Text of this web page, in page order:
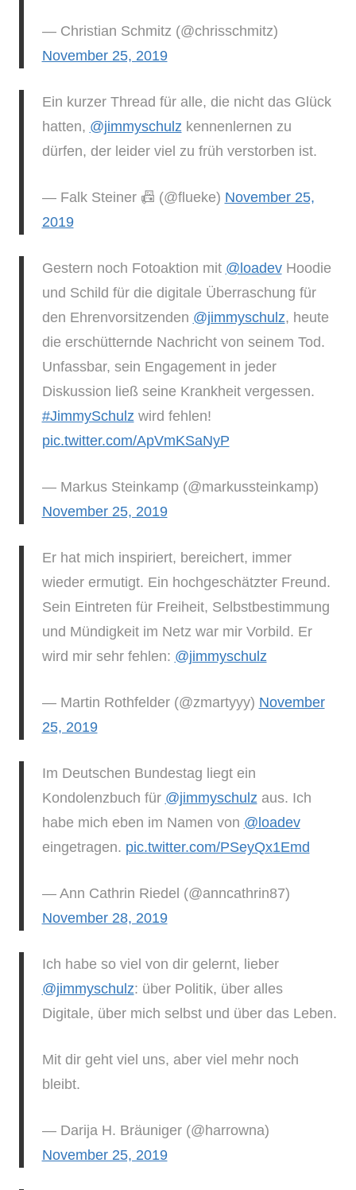
— Christian Schmitz (@chrisschmitz)
November 25, 2019
Ein kurzer Thread für alle, die nicht das Glück
hatten, @jimmyschulz kennenlernen zu
dürfen, der leider viel zu früh verstorben ist.
— Falk Steiner 📠 (@flueke) November 25,
2019
Gestern noch Fotoaktion mit @loadevHoodie
und Schild für die digitale Überraschung für
den Ehrenvorsitzenden @jimmyschulz, heute
die erschütternde Nachricht von seinem Tod.
Unfassbar, sein Engagement in jeder
Diskussion ließ seine Krankheit vergessen.
#JimmySchulz wird fehlen!
pic.twitter.com/ApVmKSaNyP
— Markus Steinkamp (@markussteinkamp)
November 25, 2019
Er hat mich inspiriert, bereichert, immer
wieder ermutigt. Ein hochgeschätzter Freund.
Sein Eintreten für Freiheit, Selbstbestimmung
und Mündigkeit im Netz war mir Vorbild. Er
wird mir sehr fehlen: @jimmyschulz
— Martin Rothfelder (@zmartyyy) November
25, 2019
Im Deutschen Bundestag liegt ein
Kondolenzbuch für @jimmyschulz aus. Ich
habe mich eben im Namen von @loadev
eingetragen. pic.twitter.com/PSeyQx1Emd
— Ann Cathrin Riedel (@anncathrin87)
November 28, 2019
Ich habe so viel von dir gelernt, lieber
@jimmyschulz: über Politik, über alles
Digitale, über mich selbst und über das Leben.
Mit dir geht viel uns, aber viel mehr noch
bleibt.
— Darija H. Bräuniger (@harrowna)
November 25, 2019